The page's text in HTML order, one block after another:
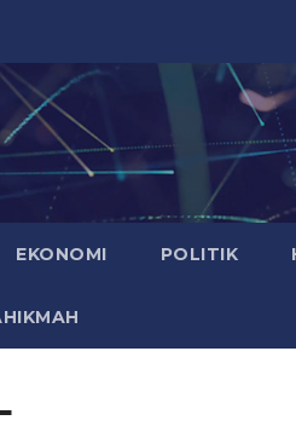
EKONOMI POLITIK